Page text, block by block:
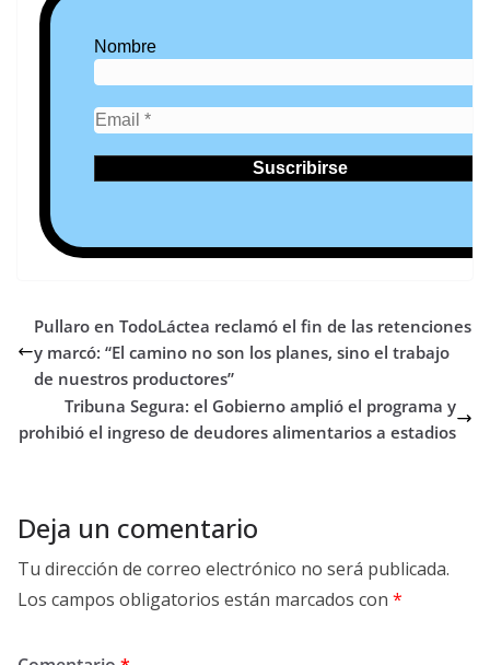
Nombre
Pullaro en TodoLáctea reclamó el fin de las retenciones
y marcó: “El camino no son los planes, sino el trabajo
de nuestros productores”
Tribuna Segura: el Gobierno amplió el programa y
prohibió el ingreso de deudores alimentarios a estadios
Deja un comentario
Tu dirección de correo electrónico no será publicada.
Los campos obligatorios están marcados con *